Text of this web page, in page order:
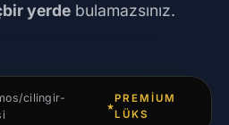
yerdebulamazsınız.
cilingir-
PREMIUM
LÜKS